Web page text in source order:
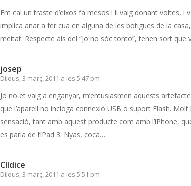
Em cal un traste d’eixos fa mesos i li vaig donant voltes,
implica anar a fer cua en alguna de les botigues de la
meitat. Respecte als del “jo no sóc tonto”, tenen sort
josep
Dijous, 3 març, 2011 a les 5:47 pm
Jo no et vaig a enganyar, m’entusiasmen aquests
que l’aparell no incloga connexió USB o suport Flash.
sensació, tant amb aquest producte com amb l’iPhone,
es parla de l’iPad 3. Nyas, coca…
Clídice
Dijous, 3 març, 2011 a les 5:51 pm